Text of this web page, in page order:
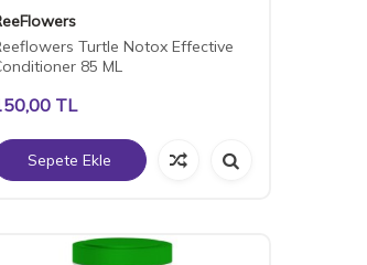
Turtle Notox Effective
85 ML
TL
Sepete Ekle